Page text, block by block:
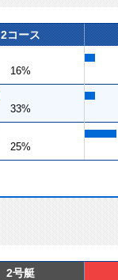
2コース
16%
33%
25%
2号艇